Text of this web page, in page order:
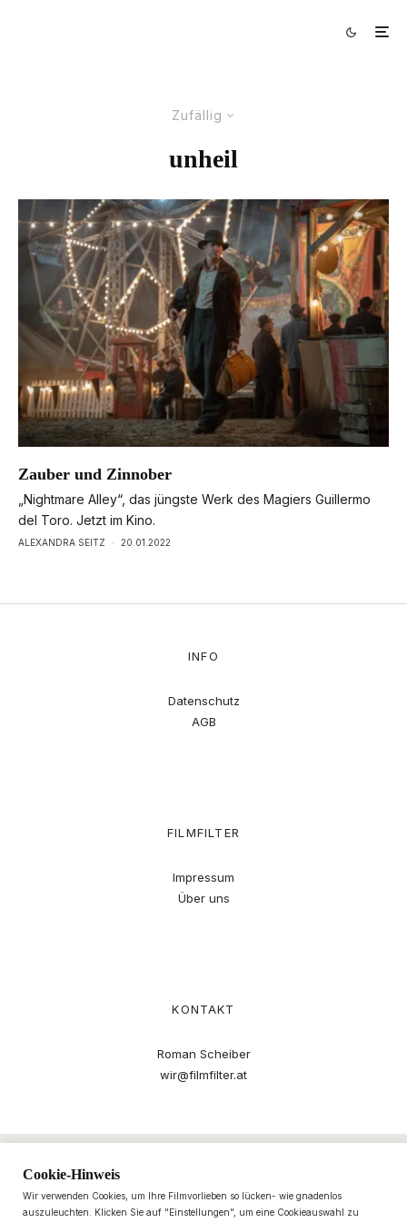
Zufällig
unheil
Zauber und Zinnober
„Nightmare Alley“, das jüngste Werk des Magiers Guillermo
del Toro. Jetzt im Kino.
ALEXANDRA SEITZ · 20.01.2022
INFO
Datenschutz
AGB
FILMFILTER
Impressum
Über uns
KONTAKT
Roman Scheiber
wir@filmfilter.at
Cookie-Hinweis
Wir verwenden Cookies, um Ihre Filmvorlieben so lücken- wie gnadenlos
auszuleuchten. Klicken Sie auf "Einstellungen", um eine Cookieauswahl zu